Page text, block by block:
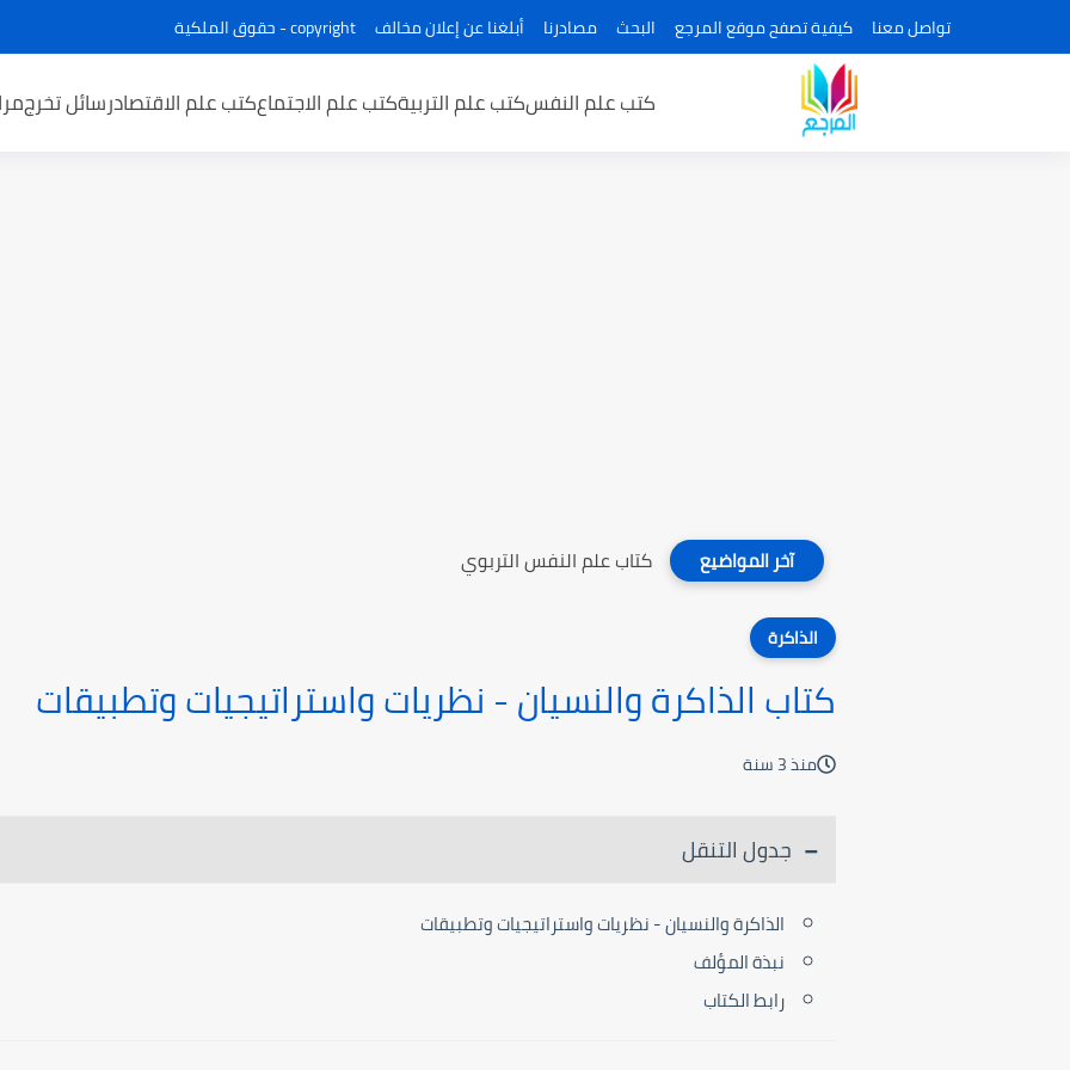
تواصل معنا كيفية تصفح موقع المرجع البحث مصادرنا أبلغنا عن إعلان مخالف copyright - حقوق الملكية
كتب علم النفسكتب علم التربيةكتب علم الاجتماعكتب علم الاقتصادرسائل تخرج
آخر المواضيع كتاب علم النفس التربوي
الذاكرة
كتاب الذاكرة والنسيان - نظريات واستراتيجيات وتطبيقات
منذ 3 سنة
جدول التنقل
الذاكرة والنسيان - نظريات واستراتيجيات وتطبيقات
نبذة المؤلف
رابط الكتاب